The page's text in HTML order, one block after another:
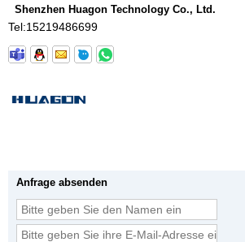
Shenzhen Huagon Technology Co., Ltd.
Tel:15219486699
Anfrage absenden